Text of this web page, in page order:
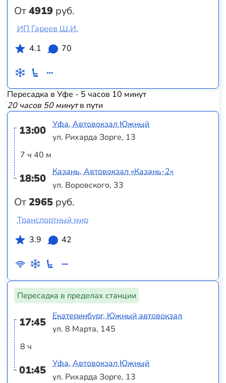
От4919 руб.
ИП Гареев Ш.И.
4.1
70
Пересадка в Уфе - 5 часов 10 минут
20 часов 50 минутв пути
13:00
7 ч 40 м
18:50
От2965 руб.
Уфа, Автовокзал Южный
ул. Рихарда Зорге, 13
Казань, Автовокзал «‎Казань-2»
ул. Воровского, 33
Транспортный мир
3.9
42
Пересадка в пределах станции
17:45
8 ч
01:45
Екатеринбург, Южный автовокзал
ул. 8 Марта, 145
Уфа, Автовокзал Южный
ул. Рихарда Зорге, 13